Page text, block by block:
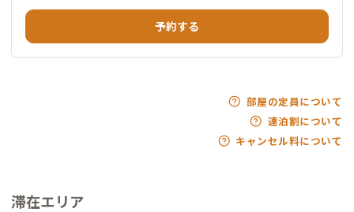
予約する
部屋の定員について
連泊割について
キャンセル料について
滞在エリア